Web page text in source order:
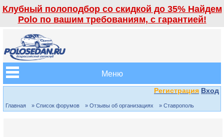
Клубный полоподбор со скидкой до 35% Найдем
Polo по вашим требованиям, с гарантией!
Меню
Регистрация Вход
Главная » Список форумов » Отзывы об организациях » Ставрополь